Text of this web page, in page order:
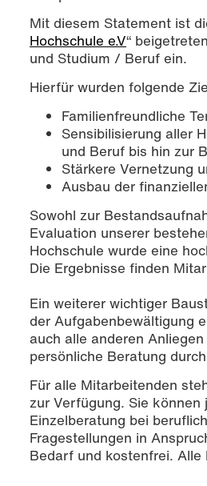
Mit diesem Statement ist
Hochschule e.V“
und Studium / Beruf ein.
Hierfür wurden folgende
Familienfreundliche
Sensibilisierung aller
und Beruf bis hin zur
Stärkere Vernetzung
Ausbau der
Sowohl zur
Evaluation unserer
Hochschule wurde eine
Die Ergebnisse finden
Ein weiterer wichtiger
der Aufgabenbewältigung
auch alle anderen
persönliche Beratung
Für alle Mitarbeitenden
zur Verfügung. Sie
Einzelberatung bei
Fragestellungen in
Bedarf und kostenfrei.